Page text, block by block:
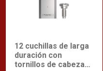
12 cuchillas de larga
duración con
tornillos de cabeza